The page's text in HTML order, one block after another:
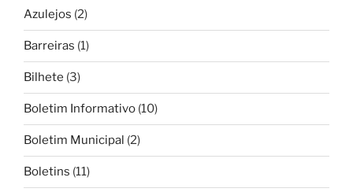
Azulejos (2)
Barreiras (1)
Bilhete (3)
Boletim Informativo (10)
Boletim Municipal (2)
Boletins (11)